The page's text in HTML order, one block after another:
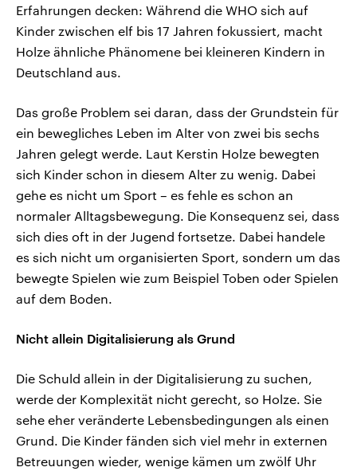
Erfahrungen decken: Während die WHO sich auf
Kinder zwischen elf bis 17 Jahren fokussiert, macht
Holze ähnliche Phänomene bei kleineren Kindern in
Deutschland aus.
Das große Problem sei daran, dass der Grundstein für
ein bewegliches Leben im Alter von zwei bis sechs
Jahren gelegt werde. Laut Kerstin Holze bewegten
sich Kinder schon in diesem Alter zu wenig. Dabei
gehe es nicht um Sport – es fehle es schon an
normaler Alltagsbewegung. Die Konsequenz sei, dass
sich dies oft in der Jugend fortsetze. Dabei handele
es sich nicht um organisierten Sport, sondern um das
bewegte Spielen wie zum Beispiel Toben oder Spielen
auf dem Boden.
Nicht allein Digitalisierung als Grund
Die Schuld allein in der Digitalisierung zu suchen,
werde der Komplexität nicht gerecht, so Holze. Sie
sehe eher veränderte Lebensbedingungen als einen
Grund. Die Kinder fänden sich viel mehr in externen
Betreuungen wieder, wenige kämen um zwölf Uhr